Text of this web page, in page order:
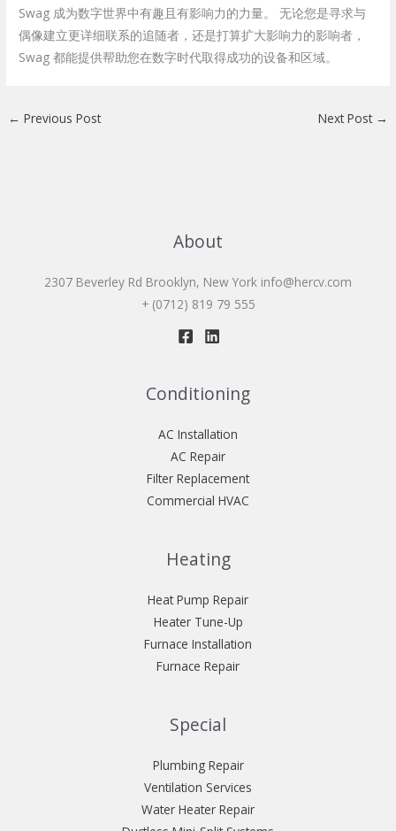
Swag 成为数字世界中有趣且有影响力的力量。 无论您是寻求与
偶像建立更详细联系的追随者，还是打算扩大影响力的影响者，
Swag 都能提供帮助您在数字时代取得成功的设备和区域。
← Previous Post Next Post →
About
2307 Beverley Rd Brooklyn, New York info@hercv.com
+ (0712) 819 79 555
Conditioning
AC Installation
AC Repair
Filter Replacement
Commercial HVAC
Heating
Heat Pump Repair
Heater Tune-Up
Furnace Installation
Furnace Repair
Special
Plumbing Repair
Ventilation Services
Water Heater Repair